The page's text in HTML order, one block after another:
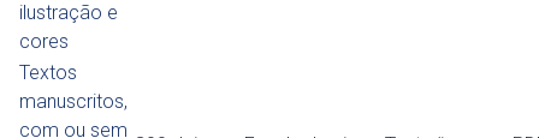
ilustração e
cores
Textos
manuscritos,
com ou sem